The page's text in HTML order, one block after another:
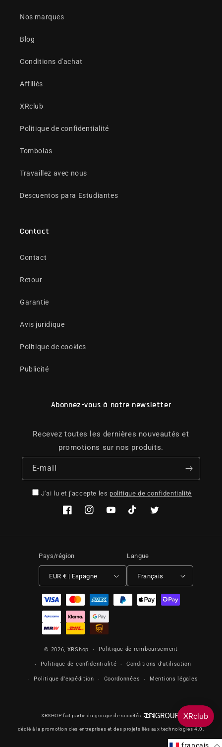
Nos marques
Blog
Conditions d'achat
Affiliés
XRclub
Politique de confidentialité
Tombolas
Travaillez avec nous
Descuentos para Estudiantes
Contact
Contact
Retour
Garantie
Avis juridique
Politique de cookies
Publicité
Abonnez-vous à notre newsletter
Recevez toutes les dernières nouveautés et
promotions sur nos produits.
E-mail
J'ai lu et j'accepte les politique de confidentialité
FacebookInstagramYouTubeTikTok Twitter
Pays/région
EUR € | Espagne
Langue
Français
Moyens de paiement
© 2026, XRShop Politique de remboursement
Politique de confidentialité Conditions d’utilisation
Politique d’expédition Coordonnées Mentions légales
XRSHOP fait partie du groupe de sociétés
dédié à la promotion des entreprises et des projets liés aux technologies 4.0.